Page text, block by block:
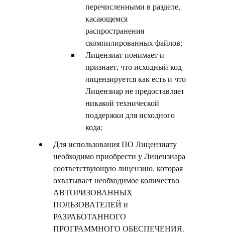
перечисленными в разделе,
касающемся
распространения
скомпилированных файлов;
Лицензиат понимает и
признает, что исходный код
лицензируется как есть и что
Лицензиар не предоставляет
никакой технической
поддержки для исходного
кода;
Для использования ПО Лицензиату
необходимо приобрести у Лицензиара
соответствующую лицензию, которая
охватывает необходимое количество
АВТОРИЗОВАННЫХ
ПОЛЬЗОВАТЕЛЕЙ и
РАЗРАБОТАННОГО
ПРОГРАММНОГО ОБЕСПЕЧЕНИЯ.